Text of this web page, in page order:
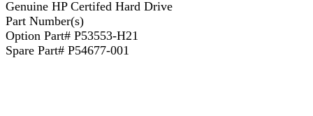
Genuine HP Certifed Hard Drive
Part Number(s)
Option Part# P53553-H21
Spare Part# P54677-001